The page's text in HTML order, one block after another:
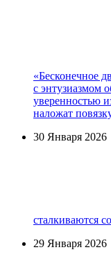
«Бесконечное
с энтузиазмом
уверенностью
наложат
30 Января 2026
сталкиваются
29 Января 2026